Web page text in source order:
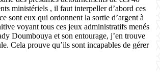
ministériels , il faut interpeller d’abord ces
sont eux qui ordonnent la sortie d’argent à
voyant tous ces jeux administratifs menés
Doumbouya et son entourage, j’en trouve
Cela prouve qu’ils sont incapables de gérer